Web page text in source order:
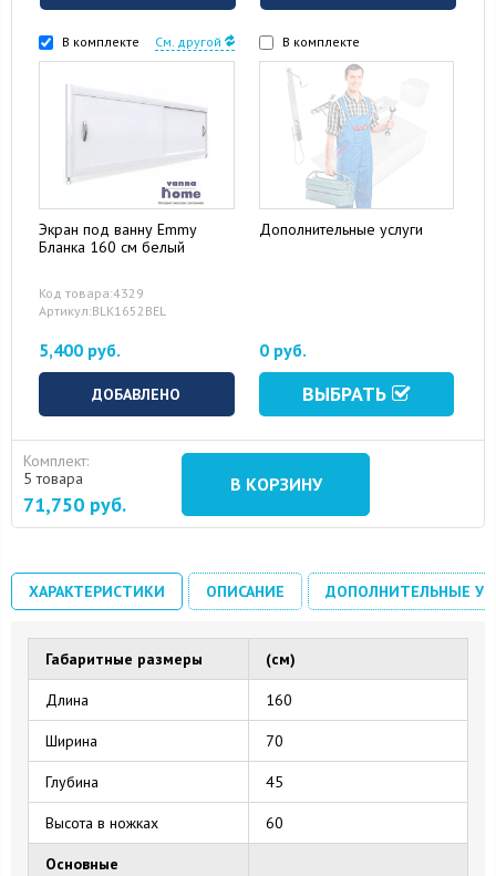
16 August 2024
В комплекте См. другой
Экран под ванну Emmy
Бланка 160 см белый
Код товара:4329
Артикул:BLK1652BEL
5,400 руб.
ДОБАВЛЕНО
В комплекте
Дополнительные услуги
0 руб.
ВЫБРАТЬ
Комплект:
5 товара
71,750 руб.
В КОРЗИНУ
ХАРАКТЕРИСТИКИ ОПИСАНИЕ ДОПОЛНИТЕЛЬНЫЕ
Габаритные размеры (см)
Длина 160
Ширина 70
Глубина 45
Высота в ножках 60
Основные